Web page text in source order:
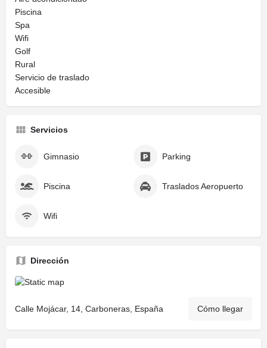
Piscina
Spa
Wifi
Golf
Rural
Servicio de traslado
Accesible
Servicios
Gimnasio Parking
Piscina Traslados Aeropuerto
Wifi
Dirección
Calle Mojácar, 14, Carboneras, España Cómo llegar